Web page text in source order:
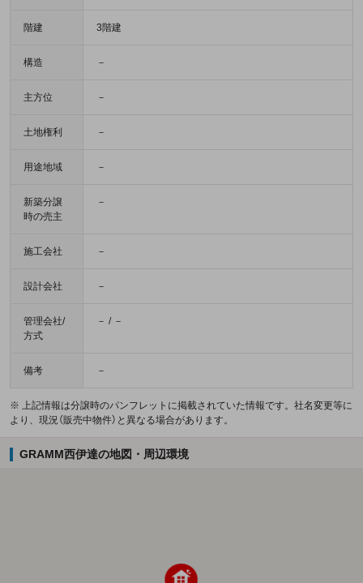
階建 3階建
構造 －
主方位 －
土地権利 －
用途地域 －
新築分譲
時の売主
－
施工会社 －
設計会社 －
管理会社/
方式
－ / －
備考 －
※ 上記情報は分譲時のパンフレットに掲載されていた情報です。社名変更等に
より、現況（販売中物件）と異なる場合があります。
GRAMM西伊達の地図・周辺環境